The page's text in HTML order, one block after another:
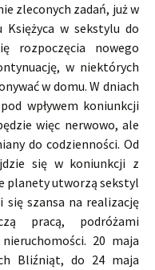
zleconych zadań, już w
w sekstylu do
rozpoczęcia nowego
w niektórych
w domu. W dniach
wpływem koniunkcji
więc nerwowo, ale
do codzienności. Od
się w koniunkcji z
planety utworzą sekstyl
szansa na realizację
pracą, podróżami
20 maja
Bliźniąt, do 24 maja